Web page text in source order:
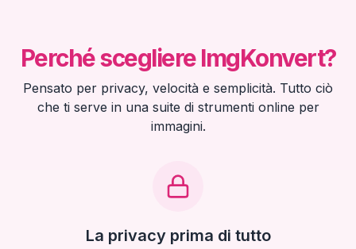
Perché scegliere ImgKonvert?
Pensato per privacy, velocità e semplicità. Tutto ciò
che ti serve in una suite di strumenti online per
immagini.
La privacy prima di tutto